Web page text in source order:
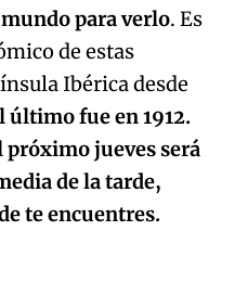
para verlo. Es
de estas
Ibérica desde
último fue en 1912.
próximo jueves será
de la tarde,
te encuentres.